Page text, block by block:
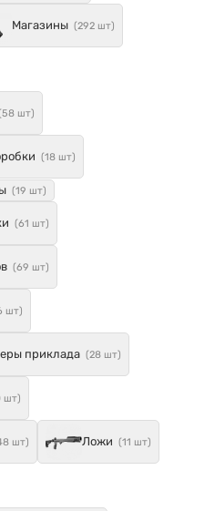
Магазины (292 шт)
шт)
(18 шт)
(19 шт)
(61 шт)
(69 шт)
шт)
приклада (28 шт)
шт)
шт) Ложи (11 шт)